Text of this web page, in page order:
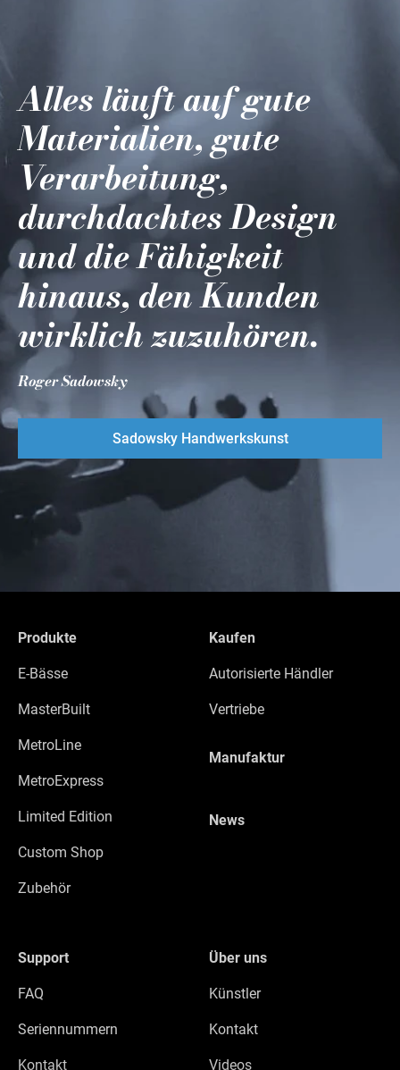
Alles läuft auf gute
Materialien, gute
Verarbeitung,
durchdachtes Design
und die Fähigkeit
hinaus, den Kunden
wirklich zuzuhören.
Roger Sadowsky
Sadowsky Handwerkskunst
Produkte
E-Bässe
MasterBuilt
MetroLine
MetroExpress
Limited Edition
Custom Shop
Zubehör
Kaufen
Autorisierte Händler
Vertriebe
Manufaktur
News
Support
FAQ
Seriennummern
Kontakt
Über uns
Künstler
Kontakt
Videos